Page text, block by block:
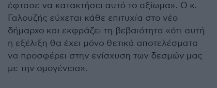
έφτασε να κατακτήσει αυτό το αξίωμα». Ο κ.
Γαλουζής εύχεται κάθε επιτυχία στο νέο
δήμαρχο και εκφράζει τη βεβαιότητα «ότι αυτή
η εξέλιξη θα έχει μόνο θετικά αποτελέσματα
να προσφέρει στην ενίσχυση των δεσμών μας
με την ομογένεια».